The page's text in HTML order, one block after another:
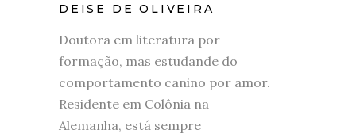
DEISE DE OLIVEIRA
Doutora em literatura por
formação, mas estudande do
comportamento canino por amor.
Residente em Colônia na
Alemanha, está sempre